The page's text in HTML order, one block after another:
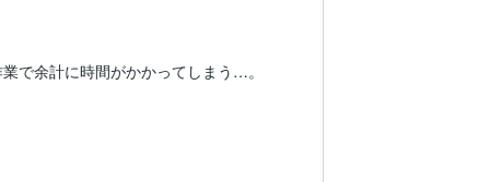
で余計に時間がかかってしまう…。